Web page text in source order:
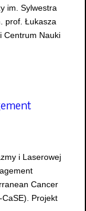
im. Sylwestra
prof. Łukasza
Centrum Nauki
i Laserowej
Cancer
Projekt